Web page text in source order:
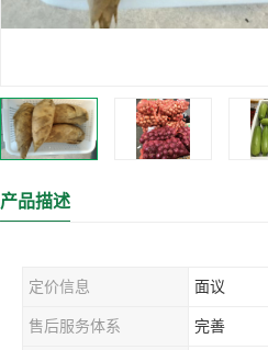
产品描述
定价信息 面议
售后服务体系 完善